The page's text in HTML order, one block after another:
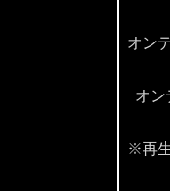
オン
オン
※再